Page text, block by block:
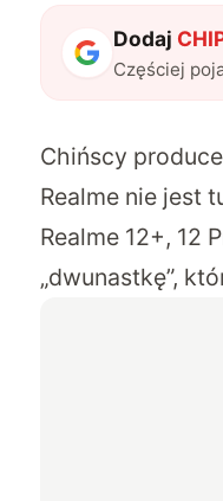
Dodaj
Częściej
Chińscy
Realme nie jest
Realme 12+, 12
„dwunastkę”,